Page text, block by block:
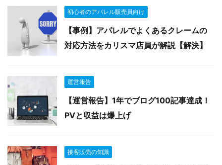
初心者のアパレル販売員向け
【事例】アパレルでよくあるクレームの
対応方法をカリスマ店員が解説【解決】
運営報告
【運営報告】1年でブログ100記事達成！
PVと収益は爆上げ
接客販売の知識